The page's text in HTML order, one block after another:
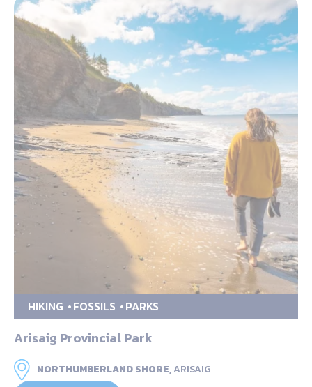
HIKING FOSSILS PARKS
Arisaig Provincial Park
NORTHUMBERLAND SHORE,ARISAIG